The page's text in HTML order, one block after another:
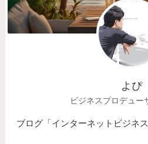
よぴ
ビジネスプロデュー
ブログ「インターネットビジネ